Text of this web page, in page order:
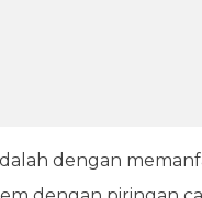
dengan